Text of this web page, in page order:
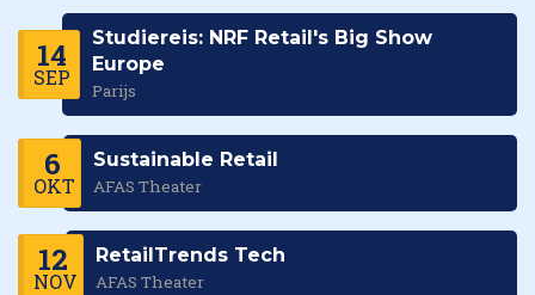
14
SEP
Studiereis: NRF Retail's Big Show
Europe
Parijs
6
OKT
Sustainable Retail
AFAS Theater
12
NOV
RetailTrends Tech
AFAS Theater